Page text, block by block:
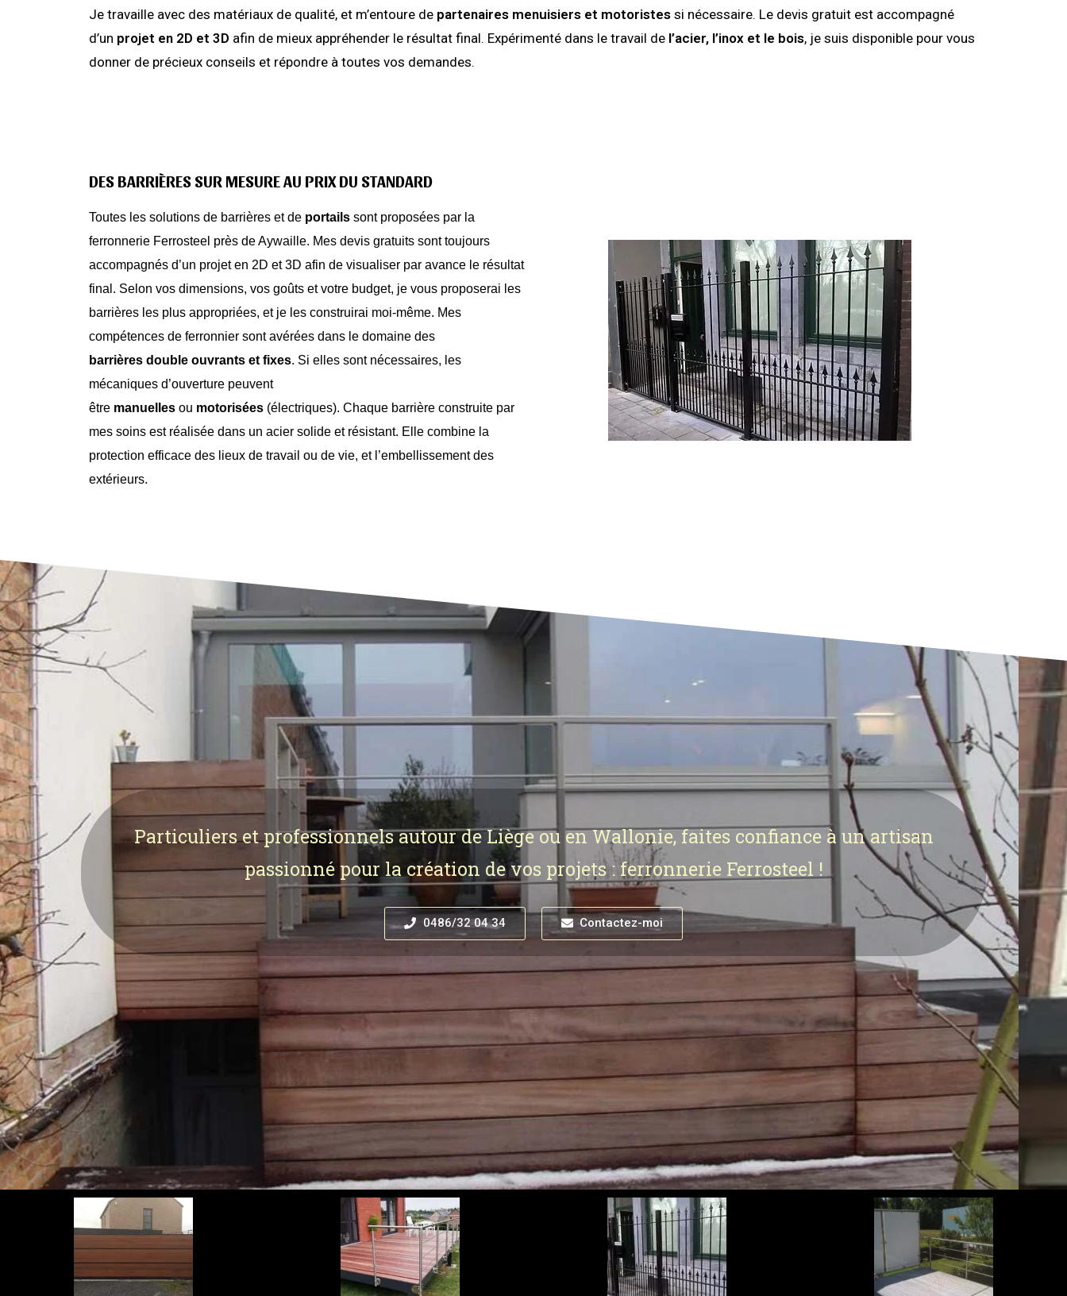
Je travaille avec des matériaux de qualité, et m’entoure de partenaires menuisiers et motoristes si nécessaire. Le devis gratuit est accompagné
d’un projet en 2D et 3D afin de mieux appréhender le résultat final. Expérimenté dans le travail de l’acier, l’inox et le bois, je suis disponible pour vous
donner de précieux conseils et répondre à toutes vos demandes.
DES BARRIÈRES SUR MESURE AU PRIX DU STANDARD
Toutes les solutions de barrières et de portails sont proposées par la
ferronnerie Ferrosteel près de Aywaille. Mes devis gratuits sont toujours
accompagnés d’un projet en 2D et 3D afin de visualiser par avance le résultat
final. Selon vos dimensions, vos goûts et votre budget, je vous proposerai les
barrières les plus appropriées, et je les construirai moi-même. Mes
compétences de ferronnier sont avérées dans le domaine des
barrières double ouvrants et fixes. Si elles sont nécessaires, les
mécaniques d’ouverture peuvent
être manuelles ou motorisées (électriques). Chaque barrière construite par
mes soins est réalisée dans un acier solide et résistant. Elle combine la
protection efficace des lieux de travail ou de vie, et l’embellissement des
extérieurs.
Particuliers et professionnels autour de Liège ou en Wallonie, faites confiance à un artisan
passionné pour la création de vos projets : ferronnerie Ferrosteel !
0486/32 04 34 Contactez-moi